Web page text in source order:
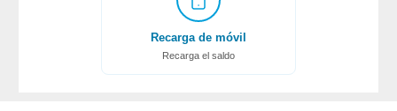
Recarga de móvil
Recarga el saldo